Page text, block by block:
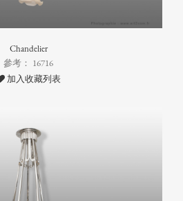
Chandelier
參考： 16716
加入收藏列表